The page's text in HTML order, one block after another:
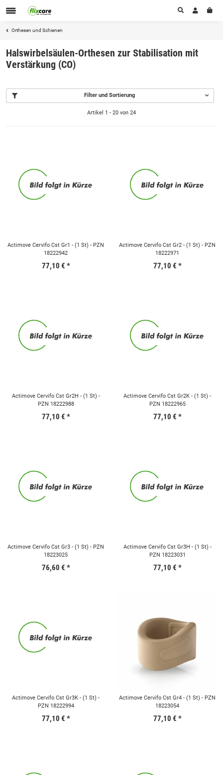
Orthesen und Schienen
Halswirbelsäulen-Orthesen zur Stabilisation mit
Verstärkung (CO)
Filter und Sortierung
Artikel 1 - 20 von 24
Actimove Cervifo Cst Gr1 - (1 St) - PZN
18222942
77,10 € *
Actimove Cervifo Cst Gr2 - (1 St) - PZN
18222971
77,10 € *
Actimove Cervifo Cst Gr2H - (1 St) -
PZN 18222988
77,10 € *
Actimove Cervifo Cst Gr2K - (1 St) -
PZN 18222965
77,10 € *
Actimove Cervifo Cst Gr3 - (1 St) - PZN
18223025
76,60 € *
Actimove Cervifo Cst Gr3H - (1 St) -
PZN 18223031
77,10 € *
Actimove Cervifo Cst Gr3K - (1 St) -
PZN 18222994
77,10 € *
Actimove Cervifo Cst Gr4 - (1 St) - PZN
18223054
77,10 € *